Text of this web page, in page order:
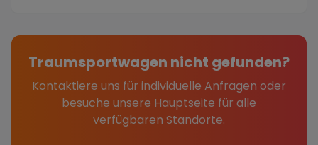
Traumsportwagen nicht gefunden?
Kontaktiere uns für individuelle Anfragen oder
besuche unsere Hauptseite für alle
verfügbaren Standorte.